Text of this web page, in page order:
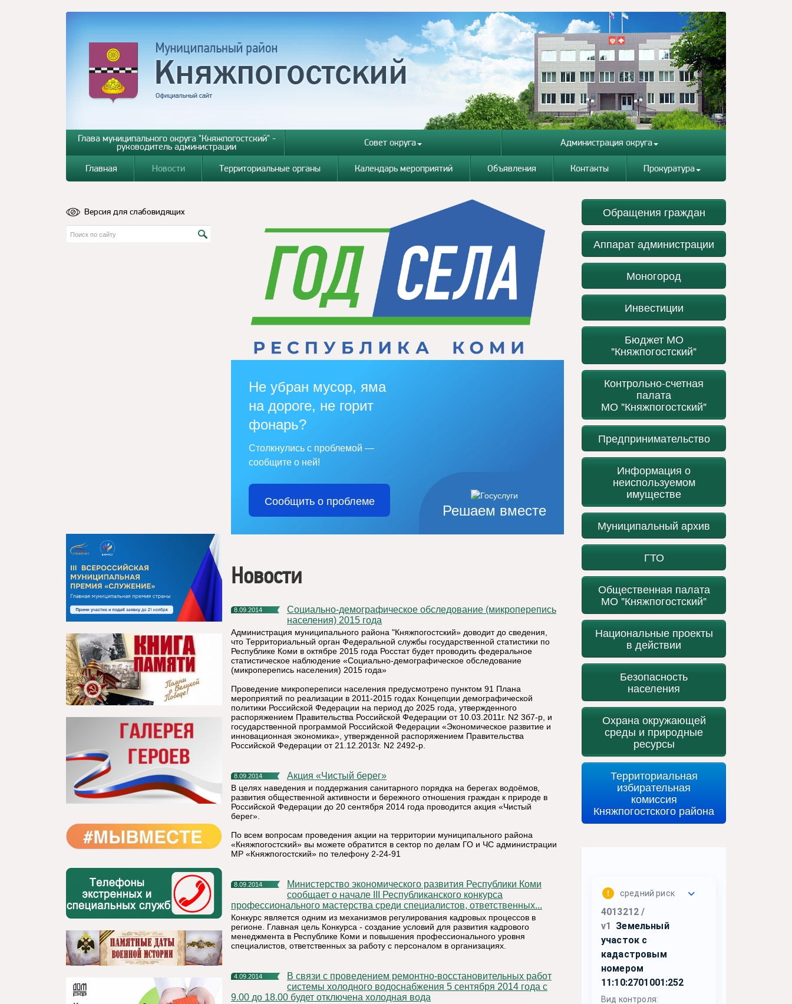
Глава муниципального округа "Княжпогостский" -
руководитель администрации Совет округа Администрация округа
Главная Новости Территориальные органы Календарь мероприятий Объявления Контакты Прокуратура
Версия для слабовидящих
Решаем вместе
Не убран мусор, яма
на дороге, не горит
фонарь?
Столкнулись с проблемой —
сообщите о ней!
Сообщить о проблеме
Новости
8.09.2014
Социально-демографическое обследование (микроперепись
населения) 2015 года
Администрация муниципального района "Княжпогостский» доводит до сведения,
что Территориальный орган Федеральной службы государственной статистики по
Республике Коми в октябре 2015 года Росстат будет проводить федеральное
статистическое наблюдение «Социально-демографическое обследование
(микроперепись населения) 2015 года»
Проведение микропереписи населения предусмотрено пунктом 91 Плана
мероприятий по реализации в 2011-2015 годах Концепции демографической
политики Российской Федерации на период до 2025 года, утвержденного
распоряжением Правительства Российской Федерации от 10.03.2011г. N2 3б7-р, и
государственной программой Российской Федерации «Экономическое развитие и
инновационная экономика», утвержденной распоряжением Правительства
Российской Федерации от 21.12.2013г. N2 2492-р.
8.09.2014 Акция «Чистый берег»
В целях наведения и поддержания санитарного порядка на берегах водоёмов,
развития общественной активности и бережного отношения граждан к природе в
Российской Федерации до 20 сентября 2014 года проводится акция «Чистый
берег».
По всем вопросам проведения акции на территории муниципального района
«Княжпогостский» вы можете обратится в сектор по делам ГО и ЧС администрации
МР «Княжпогостский» по телефону 2-24-91
8.09.2014
Министерство экономического развития Республики Коми
сообщает о начале III Республиканского конкурса
профессионального мастерства среди специалистов, ответственных...
Конкурс является одним из механизмов регулирования кадровых процессов в
регионе. Главная цель Конкурса - создание условий для развития кадрового
менеджмента в Республике Коми и повышения профессионального уровня
специалистов, ответственных за работу с персоналом в организациях.
4.09.2014
В связи с проведением ремонтно-восстановительных работ
системы холодного водоснабжения 5 сентября 2014 года с
9.00 до 18.00 будет отключена холодная вода
Обращения граждан
Аппарат администрации
Моногород
Инвестиции
Бюджет МО
"Княжпогостский"
Контрольно-счетная
палата
МО "Княжпогостский"
Предпринимательство
Информация о
неиспользуемом
имуществе
Муниципальный архив
ГТО
Общественная палата
МО "Княжпогостский"
Национальные проекты
в действии
Безопасность
населения
Охрана окружающей
среды и природные
ресурсы
Территориальная
избирательная
комиссия
Княжпогостского района